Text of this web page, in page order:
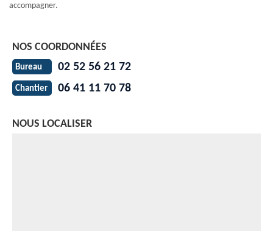
accompagner.
NOS COORDONNÉES
Bureau 02 52 56 21 72
Chantier 06 41 11 70 78
NOUS LOCALISER